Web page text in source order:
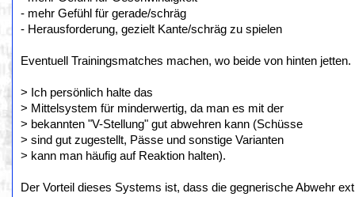
- mehr Gefühl für gerade/schräg
- Herausforderung, gezielt Kante/schräg zu spielen
Eventuell Trainingsmatches machen, wo beide von hinten jetten.
> Ich persönlich halte das
> Mittelsystem für minderwertig, da man es mit der
> bekannten "V-Stellung" gut abwehren kann (Schüsse
> sind gut zugestellt, Pässe und sonstige Varianten
> kann man häufig auf Reaktion halten).
Der Vorteil dieses Systems ist, dass die gegnerische Abwehr